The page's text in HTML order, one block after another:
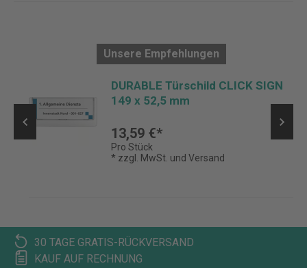
Unsere Empfehlungen
DURABLE Türschild CLICK SIGN
149 x 52,5 mm
13,59 €*
Pro Stück
* zzgl. MwSt. und Versand
30 TAGE GRATIS-RÜCKVERSAND
KAUF AUF RECHNUNG